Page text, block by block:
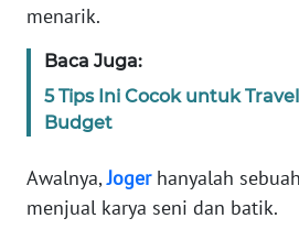
menarik.
Baca Juga:
5 Tips Ini Cocok untuk
Budget
Awalnya,Jogerhanyalah
menjual karya seni dan batik.
Wahana
Regional
SUMUT